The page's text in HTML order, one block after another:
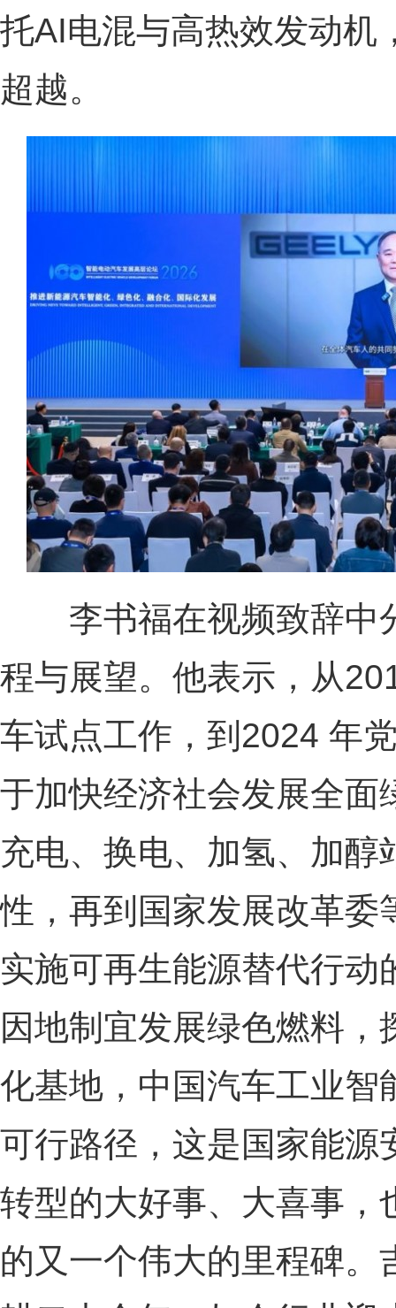
托AI电混与高热效发动机
超越。
李书福在视频致辞中
程与展望。他表示，从
车试点工作，到2024 年
于加快经济社会发展全面
充电、换电、加氢、加醇
性，再到国家发展改革委
实施可再生能源替代行
因地制宜发展绿色燃料
化基地，中国汽车工业智
可行路径，这是国家能源
转型的大好事、大喜事，
的又一个伟大的里程碑